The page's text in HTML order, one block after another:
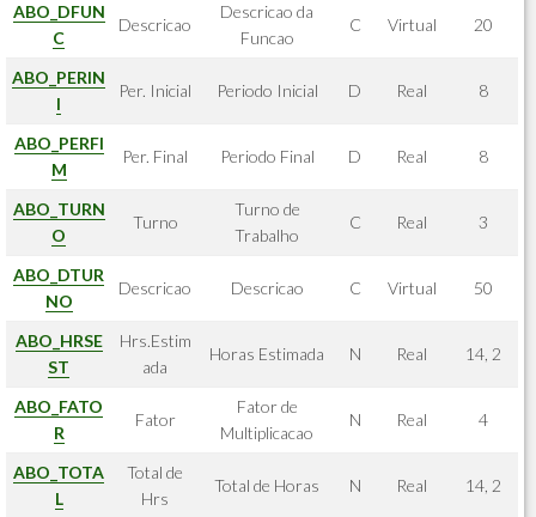
ABO_DFUN
C
Descricao
Descricao da
Funcao
C Virtual 20
ABO_PERIN
I
Per. Inicial Periodo Inicial D Real 8
ABO_PERFI
M
Per. Final Periodo Final D Real 8
ABO_TURN
O
Turno
Turno de
Trabalho
C Real 3
ABO_DTUR
NO
Descricao Descricao C Virtual 50
ABO_HRSE
ST
Hrs.Estim
ada
Horas Estimada N Real 14, 2
ABO_FATO
R
Fator
Fator de
Multiplicacao
N Real 4
ABO_TOTA
L
Total de
Hrs
Total de Horas N Real 14, 2